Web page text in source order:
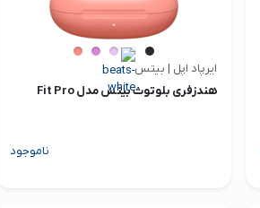
ایرپاد اپل | بیتس
هندزفری بلوتوث بیتس مدل Fit Pro
ناموجود